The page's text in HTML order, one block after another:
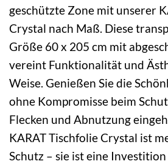
geschützte Zone mit unserer
Crystal nach Maß. Diese
Größe 60 x 205 cm mit
vereint Funktionalität und
Weise. Genießen Sie die
ohne Kompromisse beim
Flecken und Abnutzung
KARAT Tischfolie Crystal ist
Schutz – sie ist eine